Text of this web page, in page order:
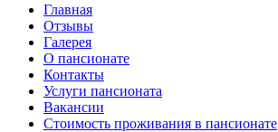
Главная
Отзывы
Галерея
О пансионате
Контакты
Услуги пансионата
Вакансии
Стоимость проживания в пансионате